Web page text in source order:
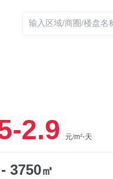
2.9 元/m²⋅天
3750㎡